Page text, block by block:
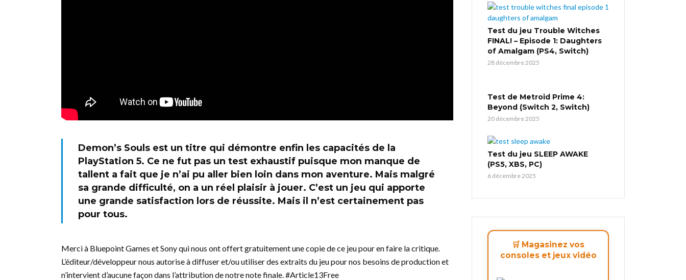
Demon’s Souls est un titre qui démontre enfin les capacités de la
PlayStation 5. Ce ne fut pas un test exhaustif puisque mon manque de
tallent a fait que je n’ai pu aller bien loin dans mon aventure. Mais malgré
sa grande difficulté, on a un réel plaisir à jouer. C’est un jeu qui apporte
une grande satisfaction lors de réussite. Mais il n’est certainement pas
pour tous.
Merci à Bluepoint Games et Sony qui nous ont offert gratuitement une copie de ce jeu pour en faire la critique.
L’éditeur/développeur nous autorise à diffuser et/ou utiliser des extraits du jeu pour nos besoins de production et
n’intervient d’aucune façon dans l’attribution de notre note finale. #Article13Free
Test du jeu Trouble Witches
FINAL! – Episode 1: Daughters
of Amalgam (PS4, Switch)
28 décembre 2025
Test de Metroid Prime 4:
Beyond (Switch 2, Switch)
20 décembre 2025
Test du jeu SLEEP AWAKE
(PS5, XBS, PC)
6 décembre 2025
🛒 Magasinez vos
consoles et jeux vidéo